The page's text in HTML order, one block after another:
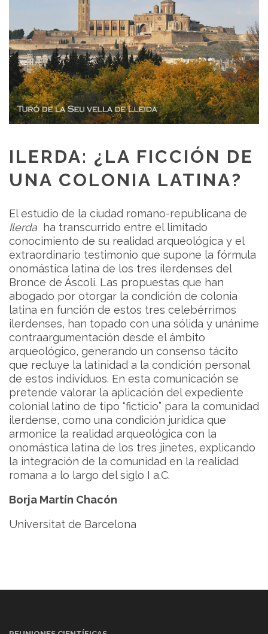
ILERDA: ¿LA FICCIÓN DE
UNA COLONIA LATINA?
El estudio de la ciudad romano-republicana de
Ilerda
ha transcurrido entre el limitado
conocimiento de su realidad arqueológica y el
extraordinario testimonio que supone la fórmula
onomástica latina de los tres ilerdenses del
Bronce de Áscoli. Las propuestas que han
abogado por otorgar la condición de colonia
latina en función de estos tres celebérrimos
ilerdenses, han topado con una sólida y unánime
contraargumentación desde el ámbito
arqueológico, generando un consenso tácito
que recluye la latinidad a la condición personal
de estos individuos. En esta comunicación se
pretende valorar la aplicación del expediente
colonial latino de tipo “ficticio” para la comunidad
ilerdense, como una condición jurídica que
armonice la realidad arqueológica con la
onomástica latina de los tres jinetes, explicando
la integración de la comunidad en la realidad
romana a lo largo del siglo I a.C.
Borja Martín Chacón
Universitat de Barcelona